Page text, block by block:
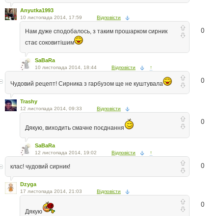
Anyutka1993
10 листопада 2014, 17:59 Відповісти
0
Нам дуже сподобалось, з таким прошарком сирник
стає соковитішим
SaBaRa
10 листопада 2014, 18:44 Відповісти ↑
0
Чудовий рецепт! Сирника з гарбузом ще не куштувала
Trashy
12 листопада 2014, 09:33 Відповісти
0
Дякую, виходить смачне поєднання
SaBaRa
12 листопада 2014, 19:02 Відповісти ↑
0
клас! чудовий сирник!
Dzyga
17 листопада 2014, 21:03 Відповісти
0
Дякую